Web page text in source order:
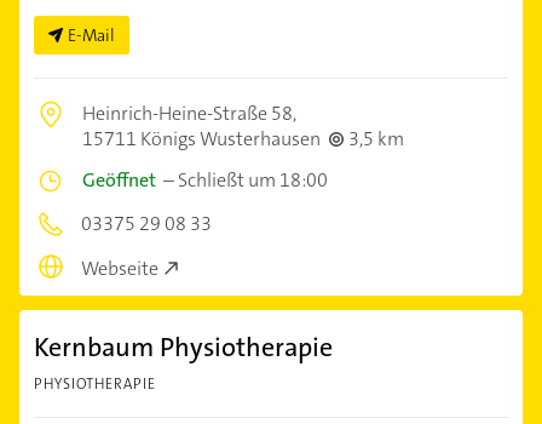
E-Mail
Heinrich-Heine-Straße 58,
15711 Königs Wusterhausen
3,5 km
Geöffnet –Schließt um 18:00
03375 29 08 33
Webseite
Kernbaum Physiotherapie
PHYSIOTHERAPIE